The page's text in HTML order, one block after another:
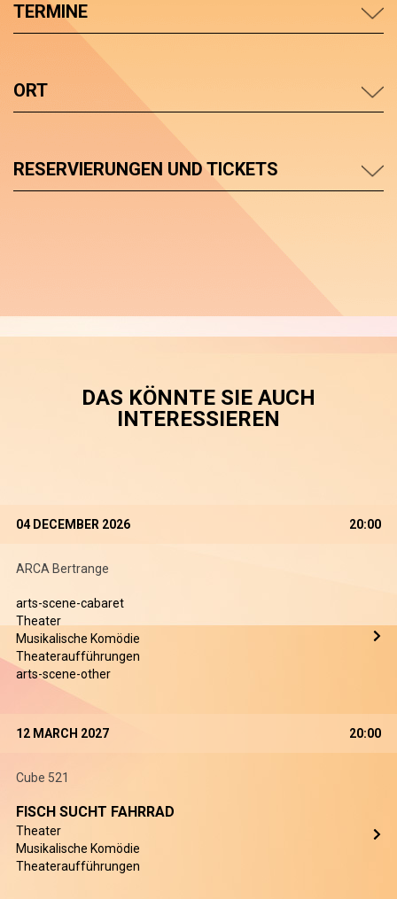
TERMINE
ORT
RESERVIERUNGEN UND TICKETS
DAS KÖNNTE SIE AUCH
INTERESSIEREN
04 DECEMBER 2026 20:00
ARCA Bertrange
arts-scene-cabaret
Theater
Musikalische Komödie
Theateraufführungen
arts-scene-other
12 MARCH 2027 20:00
Cube 521
FISCH SUCHT FAHRRAD
Theater
Musikalische Komödie
Theateraufführungen